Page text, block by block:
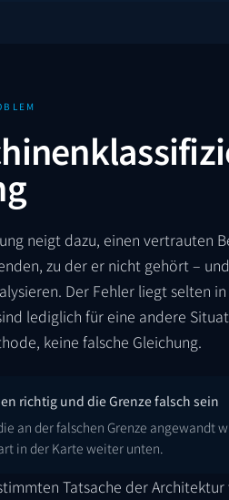
neigt dazu, einen vertrauten
zu der er nicht gehört –
Der Fehler liegt selten
lediglich für eine andere
keine falsche Gleichung.
richtig und die Grenze falsch sein
an der falschen Grenze angewandt
in der Karte weiter unten.
Tatsache der